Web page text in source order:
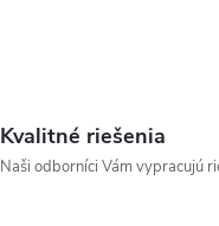
Kvalitné riešenia
Naši odborníci Vám vypracujú